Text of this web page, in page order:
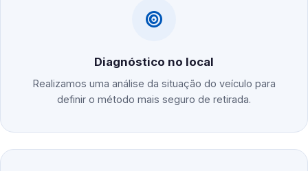
Diagnóstico no local
Realizamos uma análise da situação do veículo para
definir o método mais seguro de retirada.